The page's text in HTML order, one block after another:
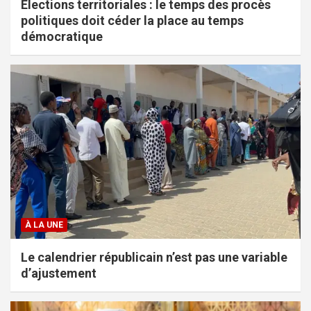
Élections territoriales : le temps des procès
politiques doit céder la place au temps
démocratique
À LA UNE
Le calendrier républicain n’est pas une variable
d’ajustement